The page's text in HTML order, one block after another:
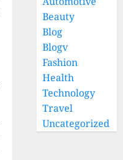
Beauty
Blog
Blogv
Fashion
Health
Technology
Travel
Uncategorized